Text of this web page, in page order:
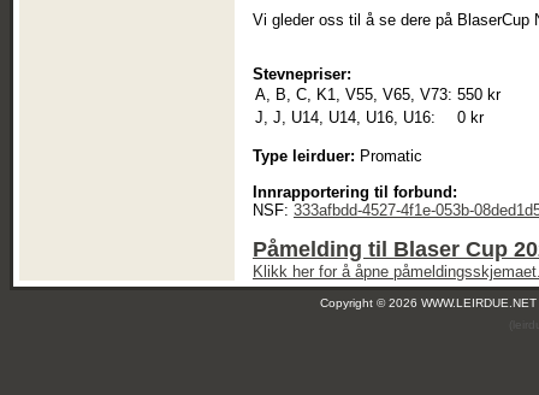
Vi gleder oss til å se dere på BlaserCup
Stevnepriser:
A, B, C, K1, V55, V65, V73: 550 kr
J, J, U14, U14, U16, U16:
0 kr
Type leirduer: Promatic
Innrapportering til forbund:
NSF: 333afbdd-4527-4f1e-053b-
Påmelding til Blaser Cup
Klikk her for å åpne
Copyright © 2026